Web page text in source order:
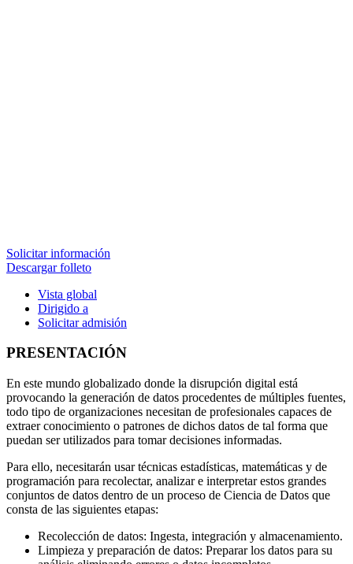
Solicitar información
Descargar folleto
Vista global
Dirigido a
Solicitar admisión
PRESENTACIÓN
En este mundo globalizado donde la disrupción digital está
provocando la generación de datos procedentes de múltiples fuentes,
todo tipo de organizaciones necesitan de profesionales capaces de
extraer conocimiento o patrones de dichos datos de tal forma que
puedan ser utilizados para tomar decisiones informadas.
Para ello, necesitarán usar técnicas estadísticas, matemáticas y de
programación para recolectar, analizar e interpretar estos grandes
conjuntos de datos dentro de un proceso de Ciencia de Datos que
consta de las siguientes etapas:
Recolección de datos: Ingesta, integración y almacenamiento.
Limpieza y preparación de datos: Preparar los datos para su